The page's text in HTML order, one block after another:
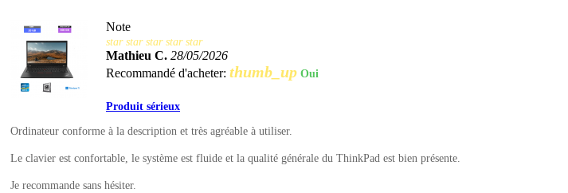
Note
star star star star star
Mathieu C. 28/05/2026
Recommandé d'acheter: thumb_up Oui
Produit sérieux
Ordinateur conforme à la description et très agréable à utiliser.
Le clavier est confortable, le système est fluide et la qualité générale du ThinkPad est bien présente.
Je recommande sans hésiter.